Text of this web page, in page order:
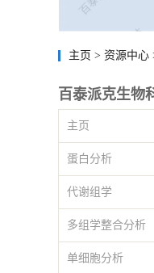
主页 > 资源中心
百泰派克生物
主页
蛋白分析
代谢组学
多组学整合分析
单细胞分析